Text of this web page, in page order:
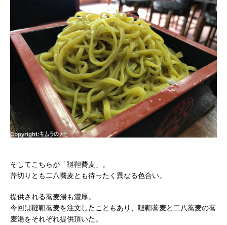
そしてこちらが「韃靼蕎麦」。
芹切りとも二八蕎麦とも待ったく異なる色合い。
提供される蕎麦湯も濃厚。
今回は韃靼蕎麦を注文したこともあり、韃靼蕎麦と二八蕎麦の蕎
麦湯をそれぞれ提供頂いた。